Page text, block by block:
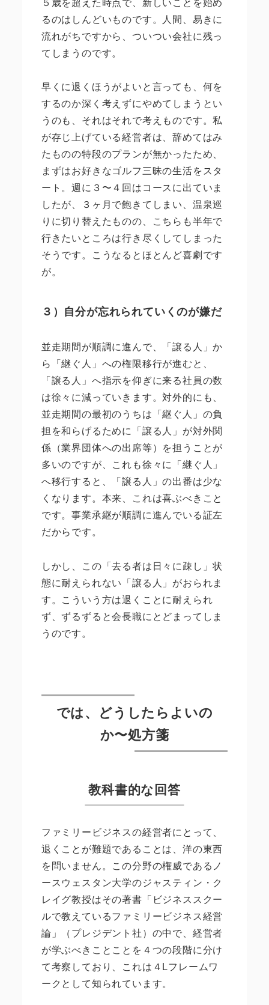
るのはしんどいものです。人間、易きに
流れがちですから、ついつい会社に残っ
てしまうのです。
早くに退くほうがよいと言っても、何を
するのか深く考えずにやめてしまうとい
うのも、それはそれで考えものです。私
が存じ上げている経営者は、辞めてはみ
たものの特段のプランが無かったため、
まずはお好きなゴルフ三昧の生活をスタ
ート。週に３〜４回はコースに出ていま
したが、３ヶ月で飽きてしまい、温泉巡
りに切り替えたものの、こちらも半年で
行きたいところは行き尽くしてしまった
そうです。こうなるとほとんど喜劇です
が。
３）自分が忘れられていくのが嫌だ
並走期間が順調に進んで、「譲る人」か
ら「継ぐ人」への権限移行が進むと、
「譲る人」へ指示を仰ぎに来る社員の数
は徐々に減っていきます。対外的にも、
並走期間の最初のうちは「継ぐ人」の負
担を和らげるために「譲る人」が対外関
係（業界団体への出席等）を担うことが
多いのですが、これも徐々に「継ぐ人」
へ移行すると、「譲る人」の出番は少な
くなります。本来、これは喜ぶべきこと
です。事業承継が順調に進んでいる証左
だからです。
しかし、この「去る者は日々に疎し」状
態に耐えられない「譲る人」がおられま
す。こういう方は退くことに耐えられ
ず、ずるずると会長職にとどまってしま
うのです。
では、どうしたらよいの
か〜処方箋
教科書的な回答
ファミリービジネスの経営者にとって、
退くことが難題であることは、洋の東西
を問いません。この分野の権威であるノ
ースウェスタン大学のジャスティン・ク
レイグ教授はその著書「ビジネススクー
ルで教えているファミリービジネス経営
論」（プレジデント社）の中で、経営者
が学ぶべきことことを４つの段階に分け
て考察しており、これは４Lフレームワ
ークとして知られています。